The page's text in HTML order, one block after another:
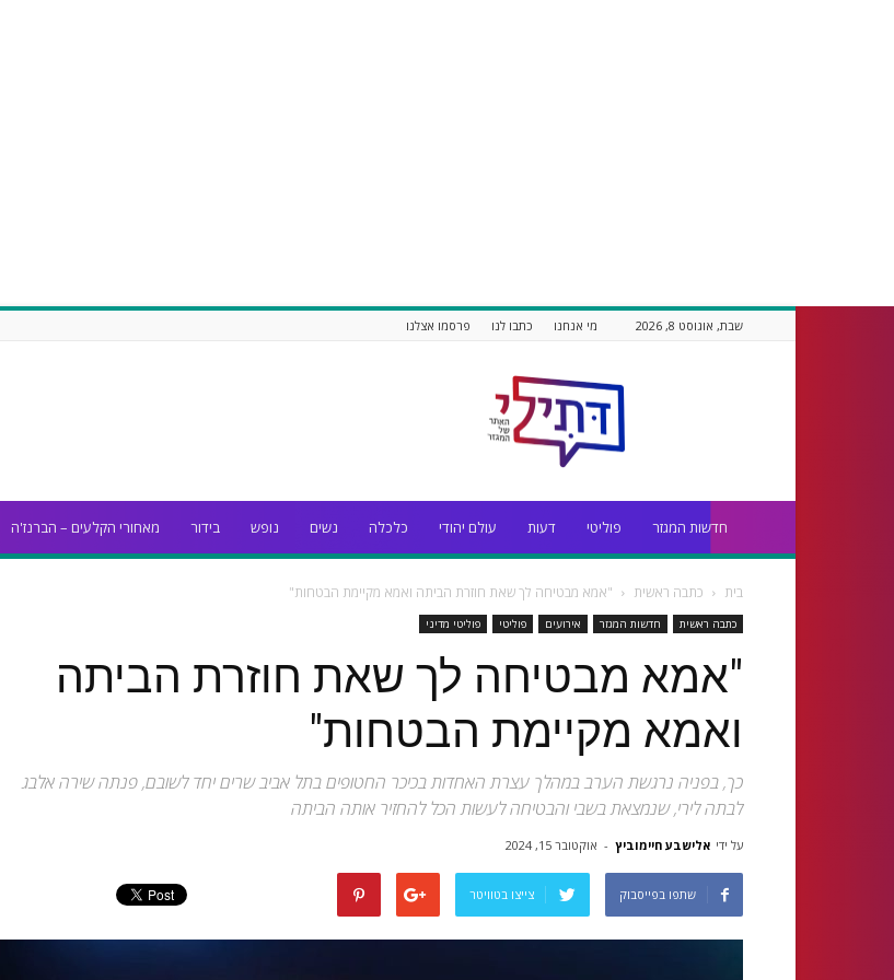
שבת, אוגוסט 8, 2026 מי אנחנו כתבו לנו פרסמו אצלנו
חדשות המגזר פוליטי דעות עולם יהודי כלכלה נשים נופש בידור מאחורי הקלעים – הברנז'ה
בית כתבה ראשית "אמא מבטיחה לך שאת חוזרת הביתה ואמא מקיימת הבטחות"
כתבה ראשית חדשות המגזר אירועים פוליטי פוליטי מדיני
"אמא מבטיחה לך שאת חוזרת הביתה
ואמא מקיימת הבטחות"
כך, בפניה נרגשת הערב במהלך עצרת האחדות בכיכר החטופים בתל אביב שרים יחד לשובם, פנתה שירה אלבג
לבתה לירי, שנמצאת בשבי והבטיחה לעשות הכל להחזיר אותה הביתה
על ידי ‫אלישבע חיימוביץ - אוקטובר 15, 2024
שתפו בפייסבוק צייצו בטוויטר